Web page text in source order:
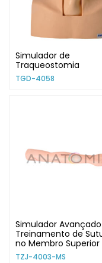
Simulador de
Traqueostomia
TGD-4058
Simulador
Treinamento de
no Membro Superior
TZJ-4003-MS